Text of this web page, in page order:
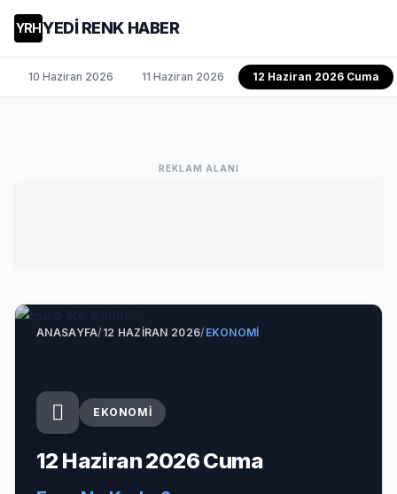
YRHYEDİ RENK HABER
10 Haziran 2026 11 Haziran 2026 12 Haziran 2026 Cuma
REKLAM ALANI
ANASAYFA/12 HAZIRAN 2026/EKONOMI
EKONOMI
12 Haziran 2026 Cuma